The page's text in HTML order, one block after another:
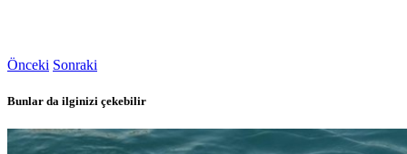
Önceki Sonraki
Bunlar da ilginizi çekebilir